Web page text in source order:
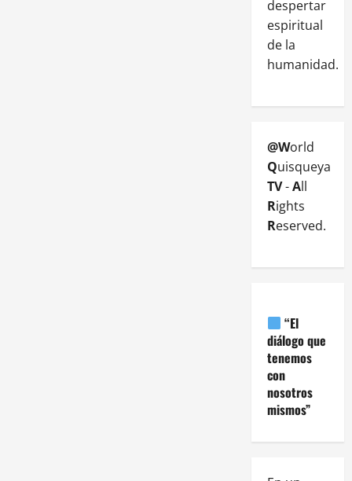
despertar
espiritual
de la
humanidad.
@World
Quisqueya
TV-All
Rights
Reserved.
“El
diálogo que
tenemos
con
nosotros
mismos”